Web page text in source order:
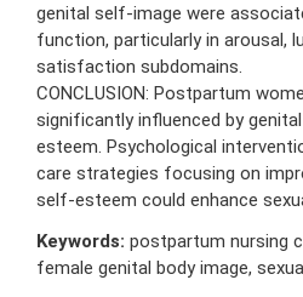
genital self-image were
function, particularly in arousal,
satisfaction subdomains.
CONCLUSION: Postpartum
significantly influenced by
esteem. Psychological
care strategies focusing on
self-esteem could enhance
Keywords: postpartum nursing
female genital body image,